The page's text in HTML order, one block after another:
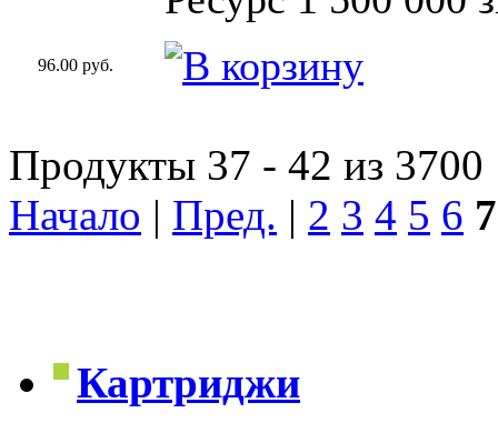
96.00 руб.
Продукты 37 - 42 из 3700
Начало | Пред. | 2 3 4 5 6 7
Картриджи